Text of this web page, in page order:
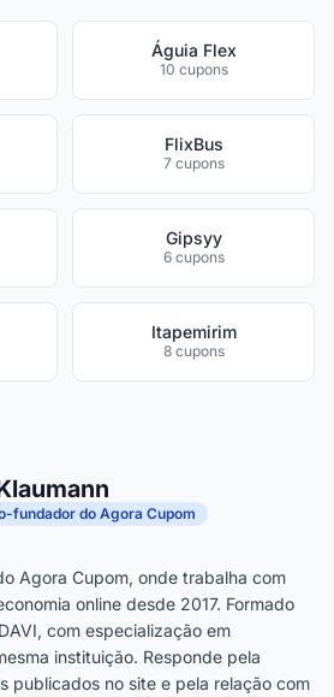
Águia Flex
10 cupons
FlixBus
7 cupons
Gipsyy
6 cupons
Itapemirim
8 cupons
fundador do Agora Cupom
Agora Cupom, onde trabalha com
online desde 2017. Formado
com especialização em
instituição. Responde pela
publicados no site e pela relação com